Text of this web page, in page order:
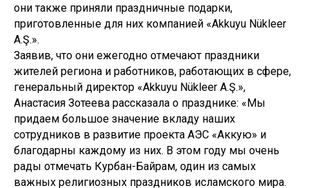
они также приняли праздничные подарки,
приготовленные для них компанией «Akkuyu Nükleer
A.Ş.».
Заявив, что они ежегодно отмечают праздники
жителей региона и работников, работающих в сфере,
генеральный директор «Akkuyu Nükleer A.Ş.»,
Анастасия Зотеева рассказала о празднике: «Мы
придаем большое значение вкладу наших
сотрудников в развитие проекта АЭС «Аккую» и
благодарны каждому из них. В этом году мы очень
рады отмечать Курбан-Байрам, один из самых
важных религиозных праздников исламского мира.